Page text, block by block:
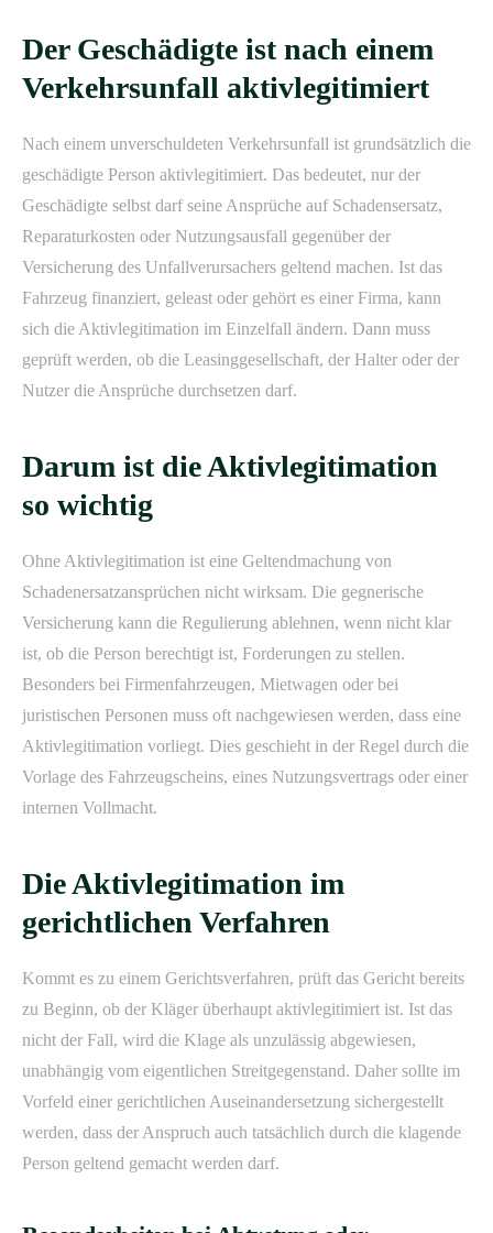
Der Geschädigte ist nach einem
Verkehrsunfall aktivlegitimiert
Nach einem unverschuldeten Verkehrsunfall ist grundsätzlich die
geschädigte Person aktivlegitimiert. Das bedeutet, nur der
Geschädigte selbst darf seine Ansprüche auf Schadensersatz,
Reparaturkosten oder Nutzungsausfall gegenüber der
Versicherung des Unfallverursachers geltend machen. Ist das
Fahrzeug finanziert, geleast oder gehört es einer Firma, kann
sich die Aktivlegitimation im Einzelfall ändern. Dann muss
geprüft werden, ob die Leasinggesellschaft, der Halter oder der
Nutzer die Ansprüche durchsetzen darf.
Darum ist die Aktivlegitimation
so wichtig
Ohne Aktivlegitimation ist eine Geltendmachung von
Schadenersatzansprüchen nicht wirksam. Die gegnerische
Versicherung kann die Regulierung ablehnen, wenn nicht klar
ist, ob die Person berechtigt ist, Forderungen zu stellen.
Besonders bei Firmenfahrzeugen, Mietwagen oder bei
juristischen Personen muss oft nachgewiesen werden, dass eine
Aktivlegitimation vorliegt. Dies geschieht in der Regel durch die
Vorlage des Fahrzeugscheins, eines Nutzungsvertrags oder einer
internen Vollmacht.
Die Aktivlegitimation im
gerichtlichen Verfahren
Kommt es zu einem Gerichtsverfahren, prüft das Gericht bereits
zu Beginn, ob der Kläger überhaupt aktivlegitimiert ist. Ist das
nicht der Fall, wird die Klage als unzulässig abgewiesen,
unabhängig vom eigentlichen Streitgegenstand. Daher sollte im
Vorfeld einer gerichtlichen Auseinandersetzung sichergestellt
werden, dass der Anspruch auch tatsächlich durch die klagende
Person geltend gemacht werden darf.